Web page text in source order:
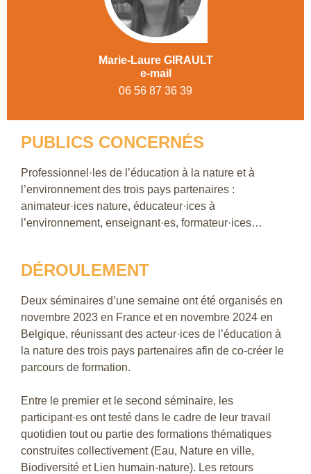
Marie-Laure GIRAULT
e-mail
06 56 87 36 39
PUBLICS CONCERNÉS
Professionnel·les de l’éducation à la nature et à
l’environnement des trois pays partenaires :
animateur·ices nature, éducateur·ices à
l’environnement, enseignant·es, formateur·ices…
DÉROULEMENT
Deux séminaires d’une semaine ont été organisés en
novembre 2023 en France et en novembre 2024 en
Belgique, réunissant des acteur·ices de l’éducation à
la nature des trois pays partenaires afin de co-créer le
parcours de formation.
Entre le premier et le second séminaire, les
participant·es ont testé dans le cadre de leur travail
quotidien tout ou partie des formations thématiques
construites collectivement (Eau, Nature en ville,
Biodiversité et Lien humain-nature). Les retours